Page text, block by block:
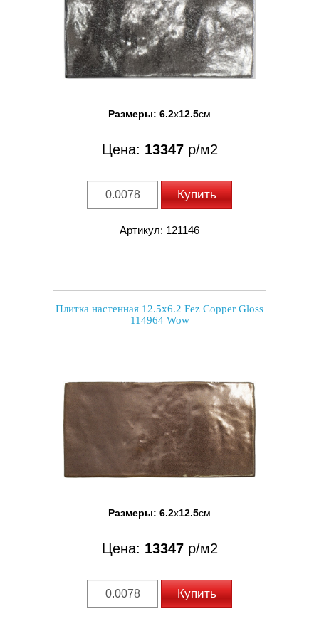
Размеры: 6.2x12.5см
Цена: 13347р/м2
Купить
Артикул: 121146
Плитка настенная 12.5x6.2 Fez Copper Gloss
114964 Wow
Размеры: 6.2x12.5см
Цена: 13347р/м2
Купить